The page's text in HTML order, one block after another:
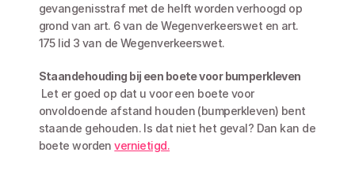
gevangenisstraf met de helft worden verhoogd op
grond van art. 6 van de Wegenverkeerswet en art.
175 lid 3 van de Wegenverkeerswet.
Staandehouding bij een boete voor bumperkleven
onvoldoende afstand houden (bumperkleven) bent
staande gehouden. Is dat niet het geval? Dan kan de
boete worden vernietigd.